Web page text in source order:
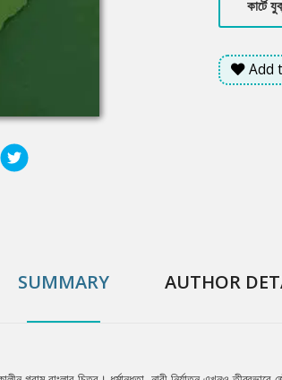
কার্টে
Add
SUMMARY AUTHOR